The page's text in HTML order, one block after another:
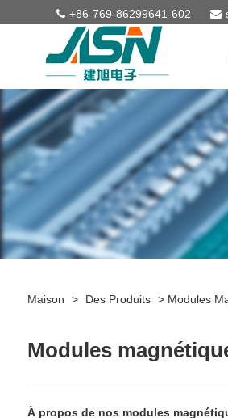
+86-769-86299641-602
Maison > Des Produits > Modules
Modules
À propos de nos modules